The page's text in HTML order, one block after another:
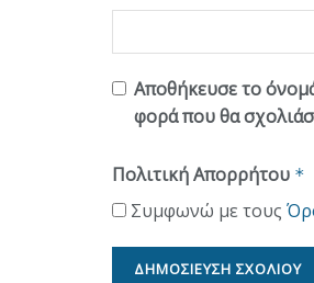
Αποθήκευσε το
φορά που θα
Πολιτική Απορρήτου *
Συμφωνώ με τους